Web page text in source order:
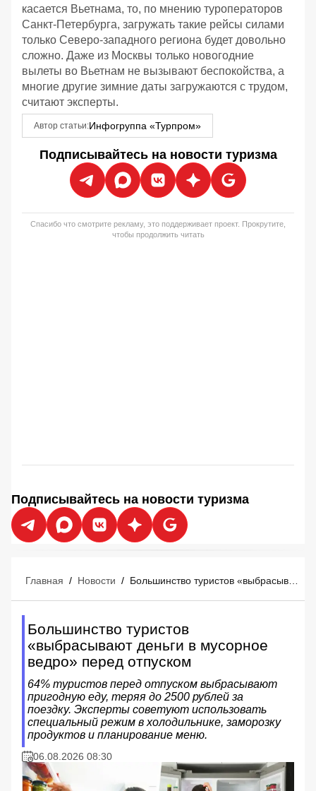
касается Вьетнама, то, по мнению туроператоров
Санкт-Петербурга, загружать такие рейсы силами
только Северо-западного региона будет довольно
сложно. Даже из Москвы только новогодние
вылеты во Вьетнам не вызывают беспокойства, а
многие другие зимние даты загружаются с трудом,
считают эксперты.
Автор статьи:Инфогруппа «Турпром»
Подписывайтесь на новости туризма
Спасибо что смотрите рекламу, это поддерживает проект. Прокрутите,
чтобы продолжить читать
Подписывайтесь на новости туризма
Главная / Новости /
Большинство туристов
«выбрасывают деньги в мусорное
ведро» перед отпуском
64% туристов перед отпуском выбрасывают
пригодную еду, теряя до 2500 рублей за
поездку. Эксперты советуют использовать
специальный режим в холодильнике, заморозку
продуктов и планирование меню.
06.08.2026 08:30